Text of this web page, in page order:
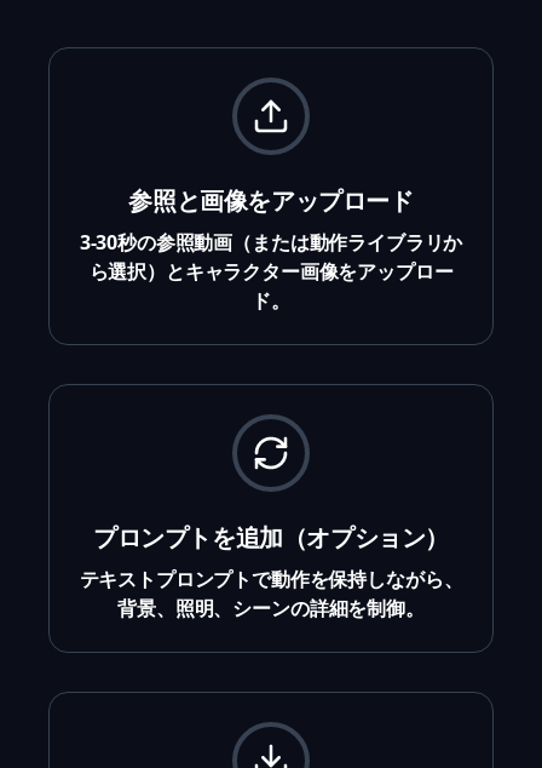
参照と画像をアップロード
3-30秒の参照動画（または動作ライブラリか
ら選択）とキャラクター画像をアップロー
ド。
プロンプトを追加（オプション）
テキストプロンプトで動作を保持しながら、
背景、照明、シーンの詳細を制御。